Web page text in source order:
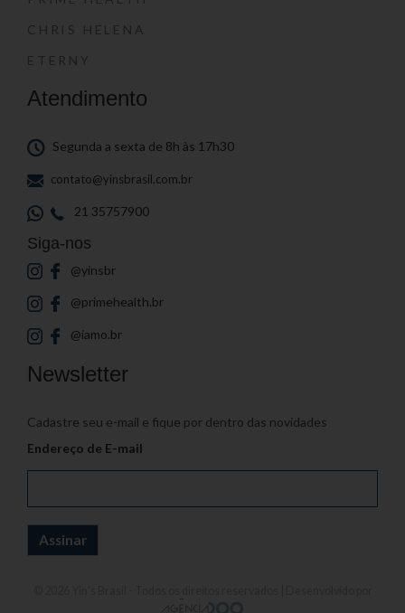
CHRIS HELENA
ETERNY
Atendimento
Segunda a sexta de 8h às 17h30
contato@yinsbrasil.com.br
21 35757900
Siga-nos
@yinsbr
@primehealth.br
@iamo.br
Newsletter
Cadastre seu e-mail e fique por dentro das novidades
Endereço de E-mail